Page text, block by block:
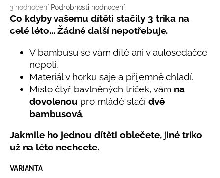
Průměrné
hodnocení
produktu
je
hvězdiček.
3 hodnocení Podrobnosti hodnocení
Co kdyby vašemu dítěti stačily 3 trika na
celé léto... Žádné další nepotřebuje.
V bambusu se vám dítě ani v autosedačce
nepotí.
Materiál v horku saje a příjemně chladí.
Místo čtyř bavlněných triček, vám na
dovolenou pro mládě stačí dvě
bambusová.
Jakmile ho jednou dítěti oblečete, jiné triko
už na léto nechcete.
VARIANTA
u
č
u
BAMBUSOVÉ
TRIKO
PRUHY
MODRÉ
435